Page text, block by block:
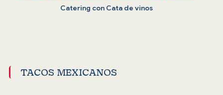
Catering con Cata de vinos
TACOS MEXICANOS